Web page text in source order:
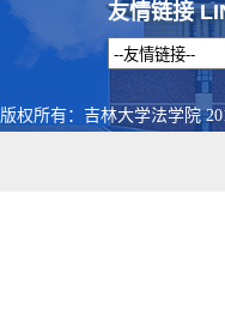
友情链接
版权所有：吉林大学法学院